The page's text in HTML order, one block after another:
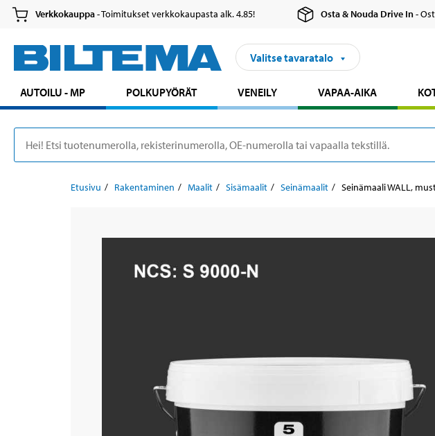
Verkkokauppa- Toimitukset verkkokaupasta alk. 4.85! Osta & Nouda Drive In-
Valitse tavaratalo
AUTOILU - MP POLKUPYÖRÄT VENEILY VAPAA-AIKA
Etusivu Rakentaminen Maalit Sisämaalit Seinämaalit Seinämaali WALL,